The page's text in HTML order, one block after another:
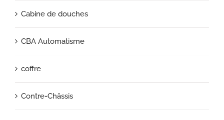
Cabine de douches
CBA Automatisme
coffre
Contre-Châssis